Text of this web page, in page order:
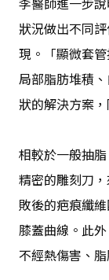
狀況做出不同
現。「顯微套
局部脂肪堆積
狀的解決方案
相較於一般抽
精密的雕刻刀
敗後的疤痕纖
膝蓋曲線。此
不經熱傷害、